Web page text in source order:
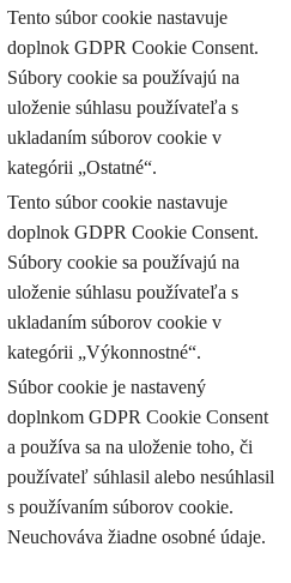
Tento súbor cookie nastavuje
doplnok GDPR Cookie Consent.
Súbory cookie sa používajú na
uloženie súhlasu používateľa s
ukladaním súborov cookie v
kategórii „Ostatné“.
Tento súbor cookie nastavuje
doplnok GDPR Cookie Consent.
Súbory cookie sa používajú na
uloženie súhlasu používateľa s
ukladaním súborov cookie v
kategórii „Výkonnostné“.
Súbor cookie je nastavený
doplnkom GDPR Cookie Consent
a používa sa na uloženie toho, či
používateľ súhlasil alebo nesúhlasil
s používaním súborov cookie.
Neuchováva žiadne osobné údaje.